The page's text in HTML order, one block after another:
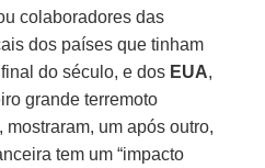
colaboradores das
dos países que tinham
do século, e dos EUA,
grande terremoto
um após outro,
tem um “impacto